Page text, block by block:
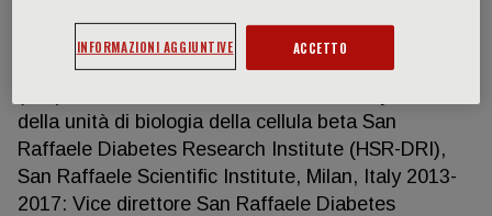
San Raffaele Scientific Institute, Milan, Italy 2008-
attuale: Direttore del Islet Transplantation Program
della unità di biologia della cellula beta San
Raffaele Diabetes Research Institute (HSR-DRI),
San Raffaele Scientific Institute, Milan, Italy 2013-
2017: Vice direttore San Raffaele Diabetes
INFORMAZIONI AGGIUNTIVE ACCETTO